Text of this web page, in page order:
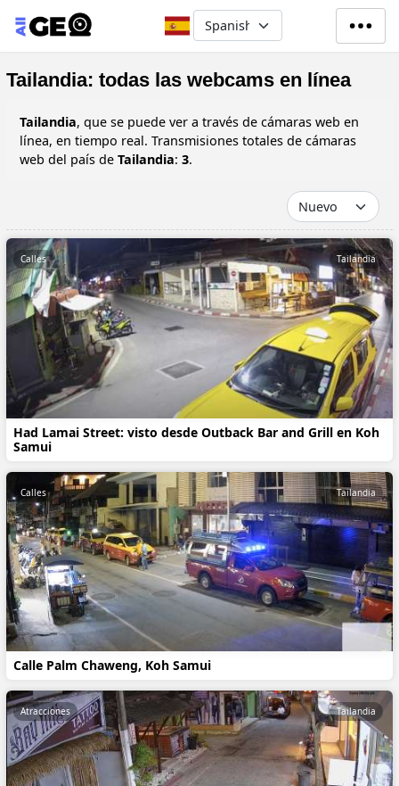
Pasar al contenido principal
Select your language
Tailandia: todas las webcams en línea
Tailandia, que se puede ver a través de cámaras web en
línea, en tiempo real. Transmisiones totales de cámaras
web del país de Tailandia: 3.
Had Lamai Street: visto desde Outback Bar and Grill en Koh
Samui
Calles Tailandia
Calle Palm Chaweng, Koh Samui
Calles Tailandia
Atracciones Tailandia